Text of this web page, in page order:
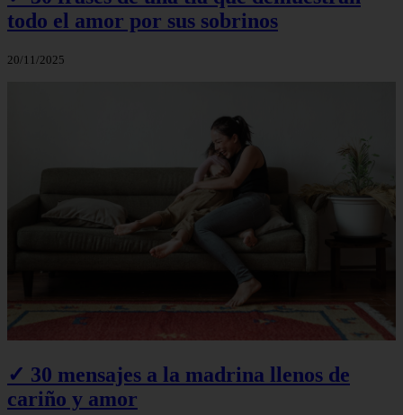
todo el amor por sus sobrinos
20/11/2025
✓ 30 mensajes a la madrina llenos de
cariño y amor